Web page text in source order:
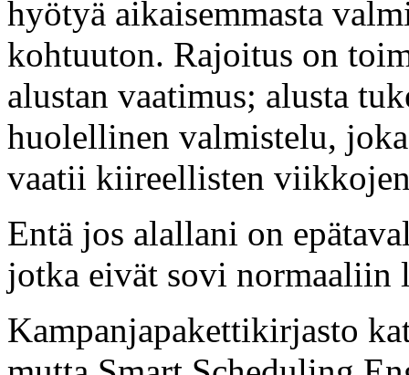
hyötyä aikaisemmasta
kohtuuton. Rajoitus on
alustan vaatimus; alusta
huolellinen valmistelu,
vaatii kiireellisten
Entä jos alallani on
jotka eivät sovi normaaliin
Kampanjapakettikirjasto